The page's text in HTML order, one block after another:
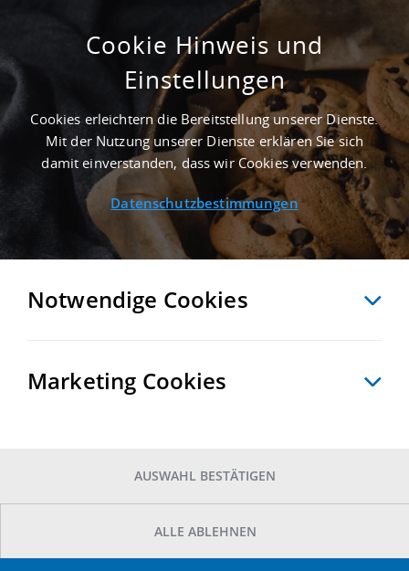
1.710 M² LOGISTIKHALLE IN BERLIN AN DER
AUTOBAHN A 100
Startseite Immobiliensuche Detailansicht
VERGLEICHEN EXPORT PDF
Prod.-/Lagerfläche
Cookie Hinweis und
Einstellungen
Cookies erleichtern die Bereitstellung unserer Dienste.
Mit der Nutzung unserer Dienste erklären Sie sich
damit einverstanden, dass wir Cookies verwenden.
Datenschutzbestimmungen
Notwendige Cookies
Marketing Cookies
AUSWAHL BESTÄTIGEN
ALLE ABLEHNEN